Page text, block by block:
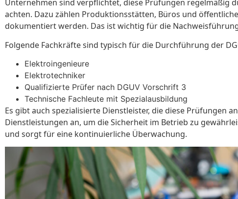
Unternehmen sind verpflichtet, diese Prüfungen regelmäßig
achten. Dazu zählen Produktionsstätten, Büros und
dokumentiert werden. Das ist wichtig für die
Folgende Fachkräfte sind typisch für die Durchführung der
Elektroingenieure
Elektrotechniker
Qualifizierte Prüfer nach DGUV Vorschrift 3
Technische Fachleute mit Spezialausbildung
Es gibt auch spezialisierte Dienstleister, die diese Prüfungen
Dienstleistungen an, um die Sicherheit im Betrieb zu
und sorgt für eine kontinuierliche Überwachung.